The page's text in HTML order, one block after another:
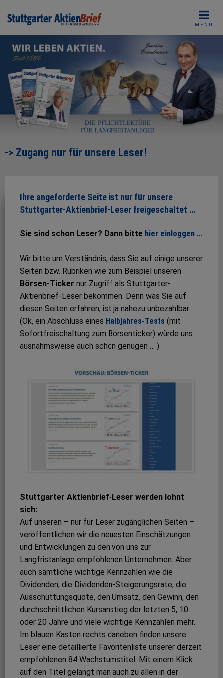
MENU
-> Zugang nur für unsere Leser!
Ihre angeforderte Seite ist nur für unsere
Stuttgarter-Aktienbrief-Leser freigeschaltet …
Sie sind schon Leser? Dann bitte hier einloggen …
Wir bitte um Verständnis, dass Sie auf einige unserer
Seiten bzw. Rubriken wie zum Beispiel unseren
Börsen-Ticker nur Zugriff als Stuttgarter-
Aktienbrief-Leser bekommen. Denn was Sie auf
diesen Seiten erfahren, ist ja nahezu unbezahlbar.
(Ok, ein Abschluss eines Halbjahres-Tests (mit
Sofortfreischaltung zum Börsenticker) würde uns
ausnahmsweise auch schon genügen … )
Stuttgarter Aktienbrief-Leser werden lohnt
sich:
Auf unseren – nur für Leser zugänglichen Seiten –
veröffentlichen wir die neuesten Einschätzungen
und Entwicklungen zu den von uns zur
Langfristanlage empfohlenen Unternehmen. Aber
auch sämtliche wichtige Kennzahlen wie die
Dividenden, die Dividenden-Steigerungsrate, die
Ausschüttungsquote, den Umsatz, den Gewinn, den
durchschnittlichen Kursanstieg der letzten 5, 10
oder 20 Jahre und viele wichtige Kennzahlen mehr.
Im blauen Kasten rechts daneben finden unsere
Leser eine detaillierte Favoritenliste unserer derzeit
empfohlenen 84 Wachstumstitel. Mit einem Klick
auf den Titel gelangt man auch zu allen in der